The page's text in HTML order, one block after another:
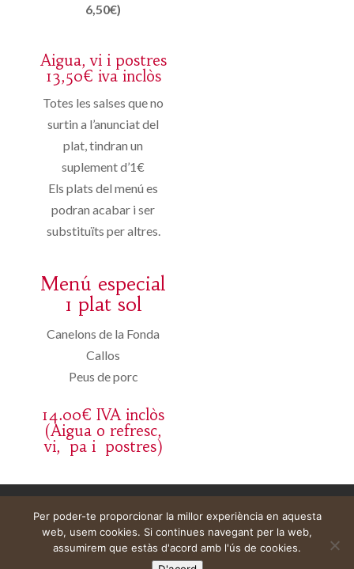
6,50€)
Aigua, vi i postres
13,50€ iva inclòs
Totes les salses que no
surtin a l’anunciat del
plat, tindran un
suplement d’1€
Els plats del menú es
podran acabar i ser
substituïts per altres.
Menú especial
1 plat sol
Canelons de la Fonda
Callos
Peus de porc
14.00€ IVA inclòs
(Aigua o refresc,
vi, pa i postres)
Per poder-te proporcionar la millor experiència en aquesta
web, usem cookies. Si continues navegant per la web,
assumirem que estàs d'acord amb l'ús de cookies.